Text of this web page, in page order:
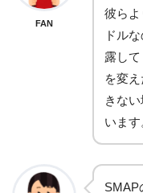
FAN
彼ら
ドル
露し
を変
きな
います
SMAP